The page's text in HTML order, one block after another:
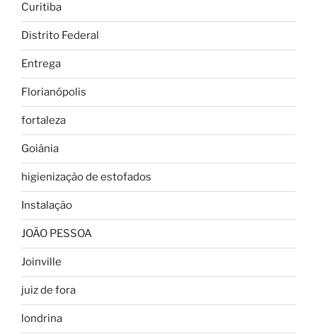
Curitiba
Distrito Federal
Entrega
Florianópolis
fortaleza
Goiânia
higienização de estofados
Instalação
JOÃO PESSOA
Joinville
juiz de fora
londrina